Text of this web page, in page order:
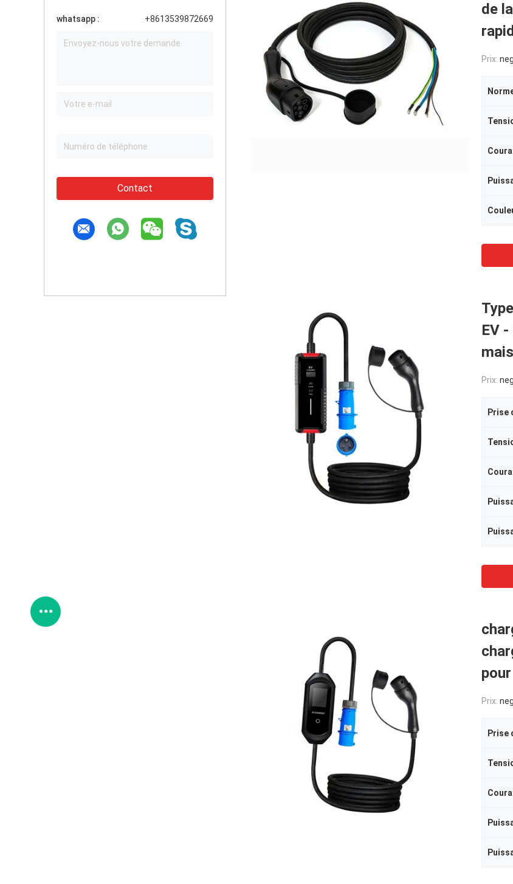
whatsapp : +8613539872669
Contact
de
Prix:
EV
Prix:
Prise
Prix:
Prise